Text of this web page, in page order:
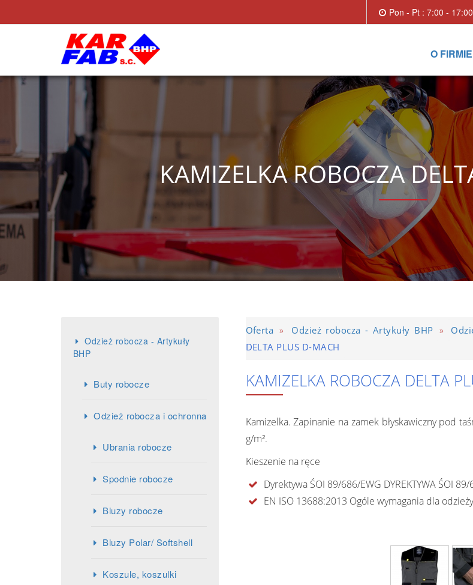
Pon - Pt : 7:00 -
O FIRMIE
KAMIZELKA ROBOCZA
Odzież robocza - Artykuły
BHP
Buty robocze
Odzież robocza i ochronna
Ubrania robocze
Spodnie robocze
Bluzy robocze
Bluzy Polar/ Softshell
Koszule, koszulki
Oferta » Odzież robocza - Artykuły BHP »
DELTA PLUS D-MACH
KAMIZELKA ROBOCZA DELTA
Kamizelka. Zapinanie na zamek błyskawiczny pod
g/m².
Kieszenie na ręce
Dyrektywa ŚOI 89/686/EWG DYREKTYWA ŚOI
EN ISO 13688:2013 Ogóle wymagania dla odzieży